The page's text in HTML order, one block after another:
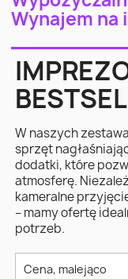
Wynajem na
W naszych
sprzęt
dodatki, które
atmosferę.
kameralne
– mamy ofertę
potrzeb.
Cena, malejąco